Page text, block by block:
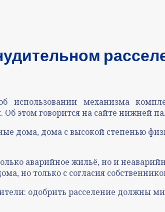
использовании механизма
этом говорится на сайте нижней
дома, дома с высокой степенью
аварийное жильё, но и
но только с согласия
одобрить расселение должны